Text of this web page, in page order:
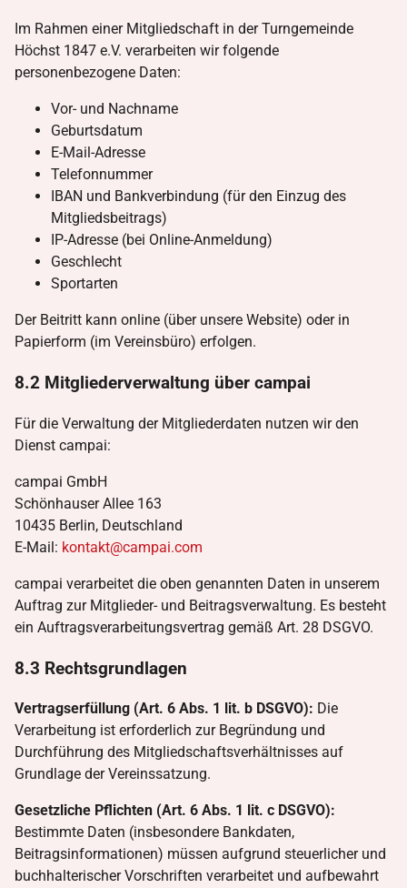
Im Rahmen einer Mitgliedschaft in der Turngemeinde
Höchst 1847 e.V. verarbeiten wir folgende
personenbezogene Daten:
Vor- und Nachname
Geburtsdatum
E-Mail-Adresse
Telefonnummer
IBAN und Bankverbindung (für den Einzug des
Mitgliedsbeitrags)
IP-Adresse (bei Online-Anmeldung)
Geschlecht
Sportarten
Der Beitritt kann online (über unsere Website) oder in
Papierform (im Vereinsbüro) erfolgen.
8.2 Mitgliederverwaltung über campai
Für die Verwaltung der Mitgliederdaten nutzen wir den
Dienst campai:
campai GmbH
Schönhauser Allee 163
10435 Berlin, Deutschland
E-Mail: kontakt@campai.com
campai verarbeitet die oben genannten Daten in unserem
Auftrag zur Mitglieder- und Beitragsverwaltung. Es besteht
ein Auftragsverarbeitungsvertrag gemäß Art. 28 DSGVO.
8.3 Rechtsgrundlagen
Vertragserfüllung (Art. 6 Abs. 1 lit. b DSGVO): Die
Verarbeitung ist erforderlich zur Begründung und
Durchführung des Mitgliedschaftsverhältnisses auf
Grundlage der Vereinssatzung.
Gesetzliche Pflichten (Art. 6 Abs. 1 lit. c DSGVO):
Bestimmte Daten (insbesondere Bankdaten,
Beitragsinformationen) müssen aufgrund steuerlicher und
buchhalterischer Vorschriften verarbeitet und aufbewahrt